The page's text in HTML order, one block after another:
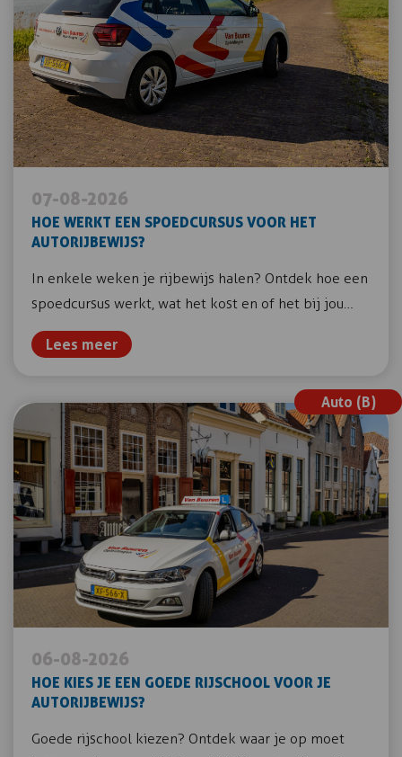
07-08-2026
HOE WERKT EEN SPOEDCURSUS VOOR HET
AUTORIJBEWIJS?
In enkele weken je rijbewijs halen? Ontdek hoe een
spoedcursus werkt, wat het kost en of het bij jou…
Lees meer
Auto (B)
06-08-2026
HOE KIES JE EEN GOEDE RIJSCHOOL VOOR JE
AUTORIJBEWIJS?
Goede rijschool kiezen? Ontdek waar je op moet